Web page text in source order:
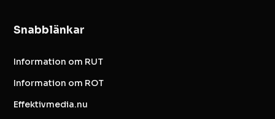
Snabblänkar
Information om RUT
Information om ROT
Effektivmedia.nu